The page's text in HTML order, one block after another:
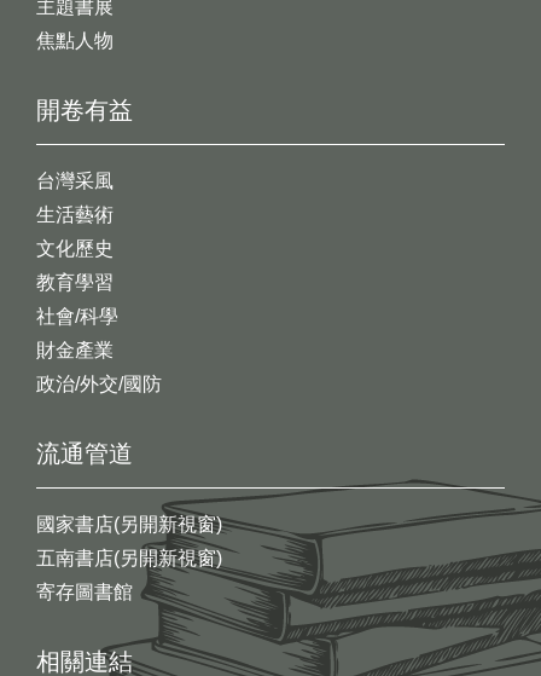
開卷有益
台灣采風
生活藝術
文化歷史
教育學習
社會/科學
財金產業
政治/外交/國防
主題書展
焦點人物
流通管道
國家書店(另開新視窗)
五南書店(另開新視窗)
寄存圖書館
相關連結